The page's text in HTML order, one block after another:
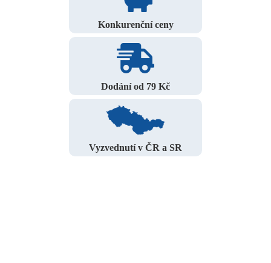
Konkurenční ceny
Dodání od 79 Kč
Vyzvednutí v ČR a SR